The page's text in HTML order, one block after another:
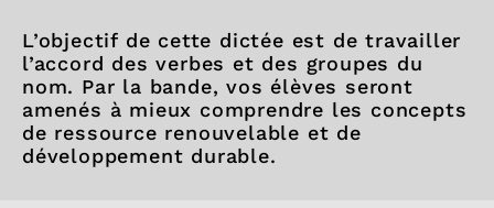
L’objectif de cette dictée est de travailler
l’accord des verbes et des groupes du
nom. Par la bande, vos élèves seront
amenés à mieux comprendre les concepts
de ressource renouvelable et de
développement durable.